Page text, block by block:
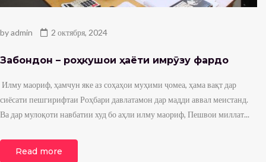
byadmin 2 октября, 2024
Забондонӣ – роҳкушои ҳаёти имрӯзу фардо
Илму маориф, ҳамчун яке аз соҳаҳои муҳими ҷомеа, ҳама вақт дар
сиёсати пешгирифтаи Роҳбари давлатамон дар мадди аввал меистанд.
Ва дар мулоқоти навбатии худ бо аҳли илму маориф, Пешвои миллат...
Read more